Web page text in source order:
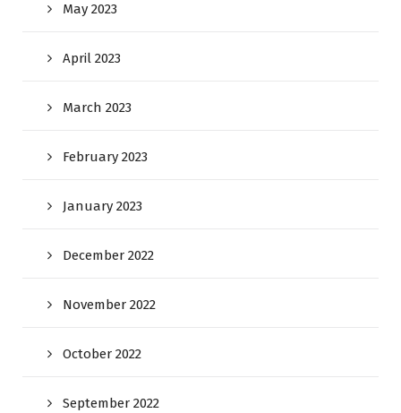
May 2023
April 2023
March 2023
February 2023
January 2023
December 2022
November 2022
October 2022
September 2022